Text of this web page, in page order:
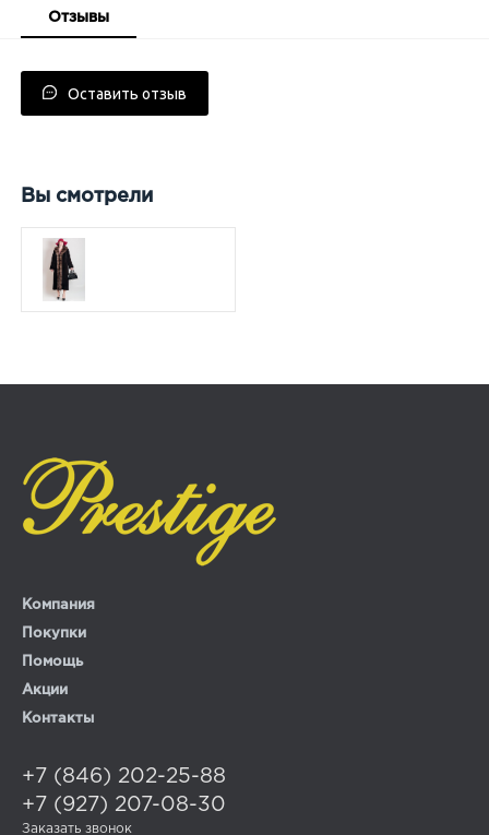
Отзывы
Оставить отзыв
Вы смотрели
Компания
Покупки
Помощь
Акции
Контакты
+7 (846) 202-25-88
+7 (927) 207-08-30
Заказать звонок